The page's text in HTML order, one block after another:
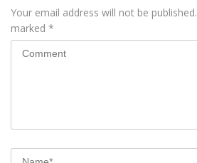
Your email address will not be published.
marked *